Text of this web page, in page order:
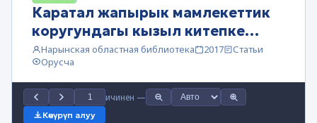
Каратал жапырык мамлекеттик
коругундагы кызыл китепке
кирген жаныбарлары
Нарынская областная библиотека 2017
Статьи
Орусча
ичинен —
Көчүрүп алуу